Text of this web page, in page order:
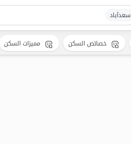
سعدآباد
خصائص السكن مميزات السكن